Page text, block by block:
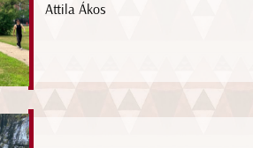
Attila Ákos